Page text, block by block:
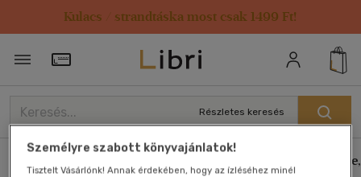
Kulacs / strandtáska most csak 1499 Ft!
Törzsvásárlói Kártya adatai
Részletes keresés
Személyre szabott könyvajánlatok!
Tisztelt Vásárlónk! Annak érdekében, hogy az ízléséhez minél